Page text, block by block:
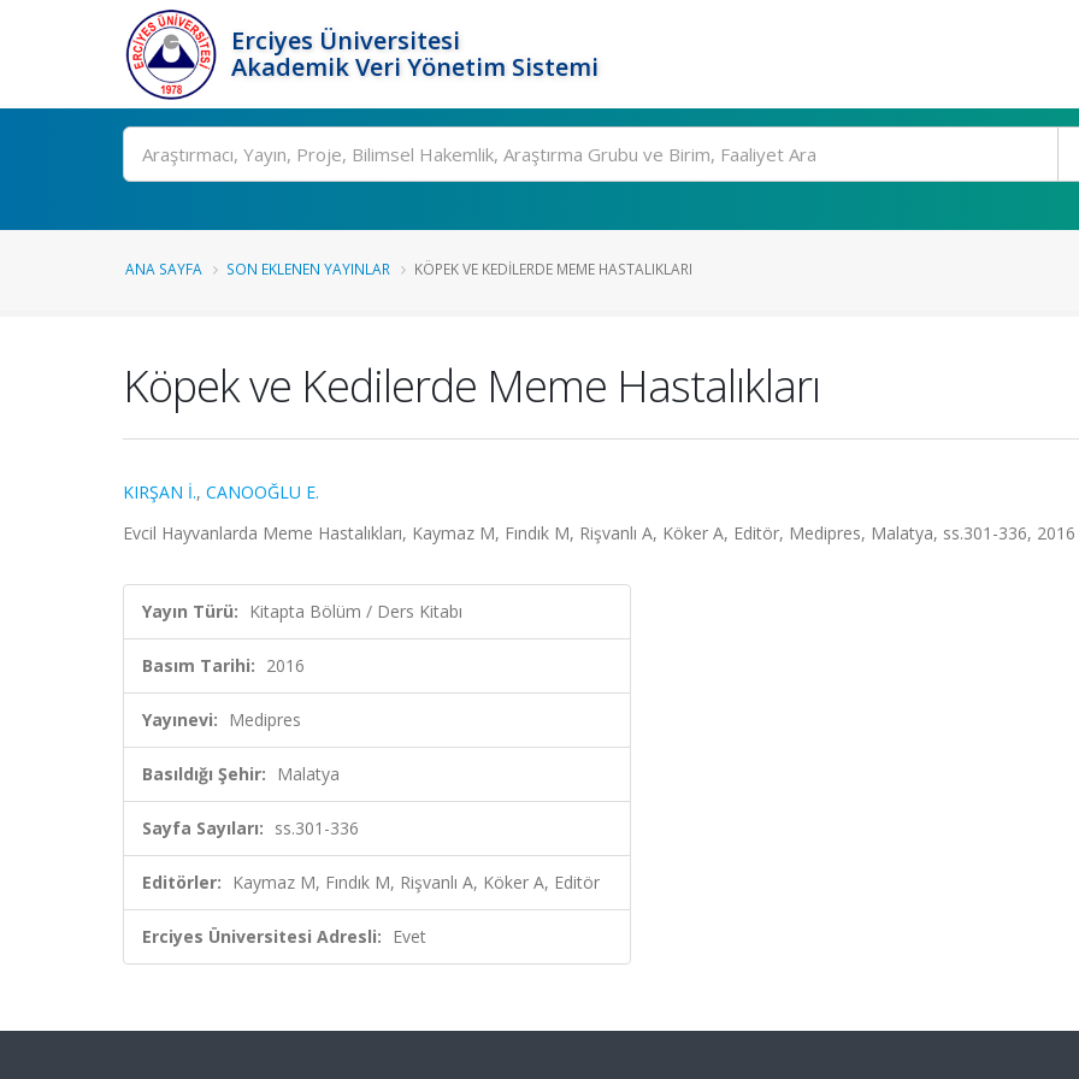
Erciyes Üniversitesi
Akademik Veri Yönetim Sistemi
Ara
ANA SAYFA SON EKLENEN YAYINLAR KÖPEK VE KEDILERDE MEME HASTALIKLARI
Köpek ve Kedilerde Meme Hastalıkları
KIRŞAN İ., CANOOĞLU E.
Evcil Hayvanlarda Meme Hastalıkları, Kaymaz M, Fındık M, Rişvanlı A, Köker A, Editör, Medipres, Malatya, ss.301-336, 2016
Yayın Türü: Kitapta Bölüm / Ders Kitabı
Basım Tarihi: 2016
Yayınevi: Medipres
Basıldığı Şehir: Malatya
Sayfa Sayıları: ss.301-336
Editörler: Kaymaz M, Fındık M, Rişvanlı A, Köker A, Editör
Erciyes Üniversitesi Adresli: Evet